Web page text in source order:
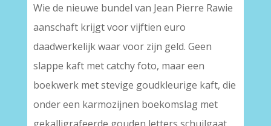
Wie de nieuwe bundel van Jean Pierre Rawie
aanschaft krijgt voor vijftien euro
daadwerkelijk waar voor zijn geld. Geen
slappe kaft met catchy foto, maar een
boekwerk met stevige goudkleurige kaft, die
onder een karmozijnen boekomslag met